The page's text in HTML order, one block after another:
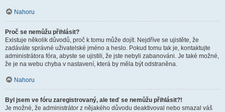
Nahoru
Proč se nemůžu přihlásit?
Existuje několik důvodů, proč k tomu může dojít. Nejdříve se ujistěte, že
zadáváte správné uživatelské jméno a heslo. Pokud tomu tak je, kontaktujte
administrátora fóra, abyste se ujistili, že jste nebyli zabanováni. Je také možné,
že je na webu chyba v nastavení, která by měla být odstraněna.
Nahoru
Byl jsem ve fóru zaregistrovaný, ale teď se nemůžu přihlásit?!
Je možné, že administrátor z nějakého důvodu deaktivoval nebo smazal váš